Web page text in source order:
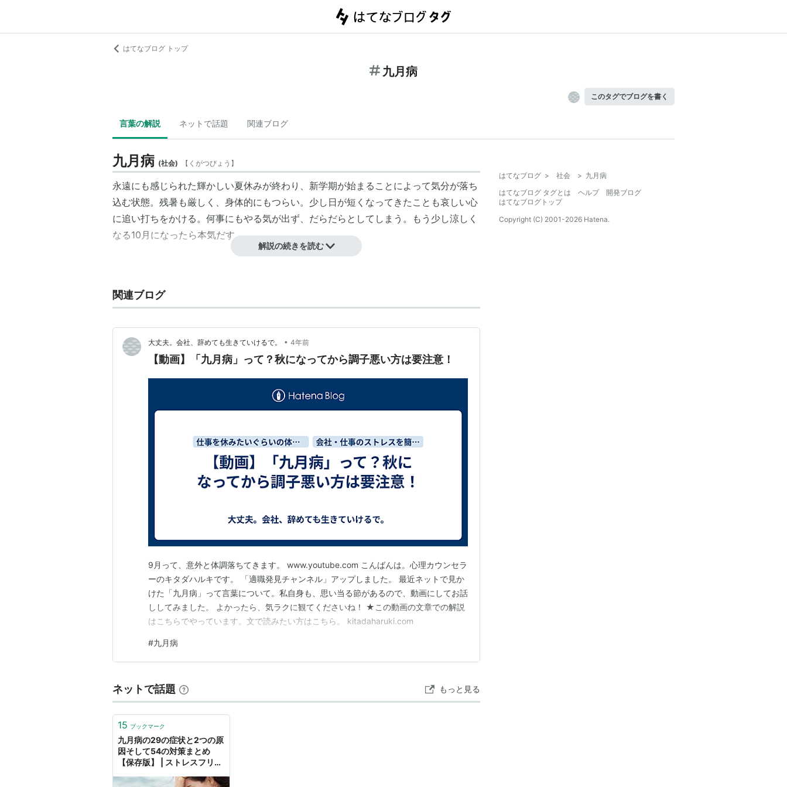
はてなブログ トップ
九月病
このタグでブログを書く
言葉の解説 ネットで話題 関連ブログ
九月病 (社会) 【 くがつびょう 】
永遠にも感じられた輝かしい夏休みが終わり、新学期が始まることによって気分が落ち
込む状態。残暑も厳しく、身体的にもつらい。少し日が短くなってきたことも哀しい心
に追い打ちをかける。何事にもやる気が出ず、だらだらとしてしまう。もう少し涼しく
なる10月になったら本気だす。
一月病
二月病
四月病
五月病
解説の続きを読む
関連ブログ
大丈夫。会社、辞めても生きていけるで。 • 4年前
【動画】「九月病」って？秋になってから調子悪い方は要注意！
9月って、意外と体調落ちてきます。 www.youtube.com こんばんは。心理カウンセラ
ーのキタダハルキです。 「適職発見チャンネル」アップしました。 最近ネットで見か
けた「九月病」って言葉について。私自身も、思い当る節があるので、動画にしてお話
ししてみました。 よかったら、気ラクに観てくださいね！ ★この動画の文章での解説
はこちらでやっています。文で読みたい方はこちら。 kitadaharuki.com
#九月病
ネットで話題 もっと見る
15 ブックマーク
九月病の29の症状と2つの原
因そして54の対策まとめ
【保存版】 | ストレスフリー
はてなブログ > 社会 > 九月病
はてなブログ タグとは
ヘルプ
開発ブログ
はてなブログトップ
Copyright (C) 2001-2026 Hatena.